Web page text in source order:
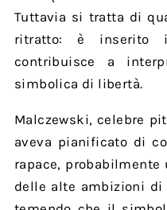
Tuttavia si tratta di
ritratto: è inserito
contribuisce a
simbolica di libertà.
Malczewski, celebre
aveva pianificato di
rapace, probabilmente
delle alte ambizioni di